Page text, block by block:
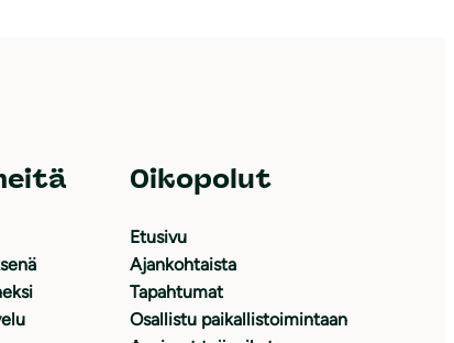
Oikopolut
Etusivu
Ajankohtaista
Tapahtumat
Osallistu paikallistoimintaan